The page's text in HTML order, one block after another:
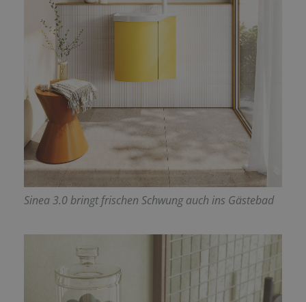
Sinea 3.0 bringt frischen Schwung auch ins Gästebad